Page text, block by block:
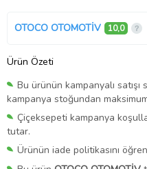
OTOCO OTOMOTİV 10,0
Ürün Özeti
Bu ürünün kampanyalı satışı
kampanya stoğundan
Çiçeksepeti kampanya
tutar.
Ürünün iade politikasını